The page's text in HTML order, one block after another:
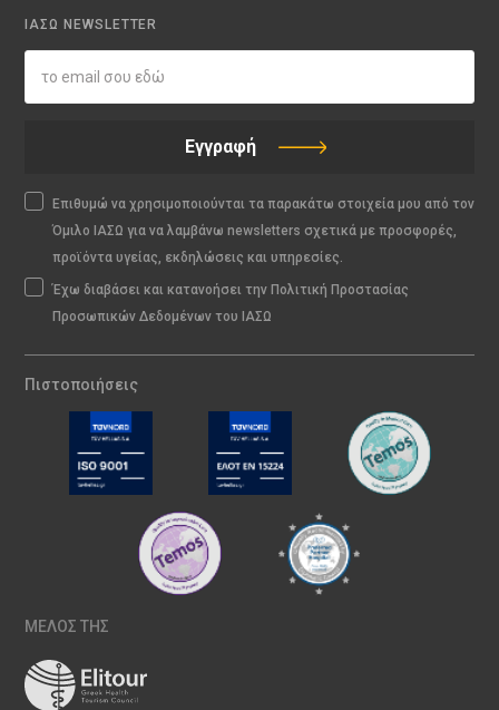
ΙΑΣΩ NEWSLETTER
Εγγραφή
Επιθυμώ να χρησιμοποιούνται τα παρακάτω στοιχεία μου από τον
Όμιλο ΙΑΣΩ για να λαμβάνω newsletters σχετικά με προσφορές,
προϊόντα υγείας, εκδηλώσεις και υπηρεσίες.
Έχω διαβάσει και κατανοήσει την Πολιτική Προστασίας
Προσωπικών Δεδομένων του ΙΑΣΩ
Πιστοποιήσεις
ΜΕΛΟΣ ΤΗΣ